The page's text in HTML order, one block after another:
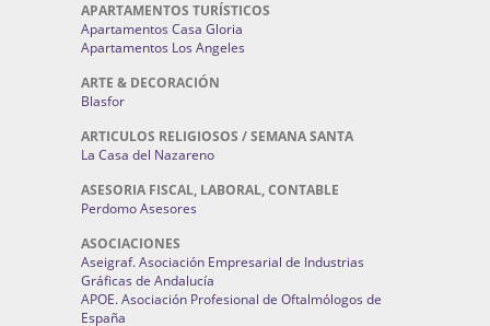
APARTAMENTOS TURÍSTICOS
Apartamentos Casa Gloria
Apartamentos Los Angeles
ARTE & DECORACIÓN
Blasfor
ARTICULOS RELIGIOSOS / SEMANA SANTA
La Casa del Nazareno
ASESORIA FISCAL, LABORAL, CONTABLE
Perdomo Asesores
ASOCIACIONES
Aseigraf. Asociación Empresarial de Industrias
Gráficas de Andalucía
APOE. Asociación Profesional de Oftalmólogos de
España